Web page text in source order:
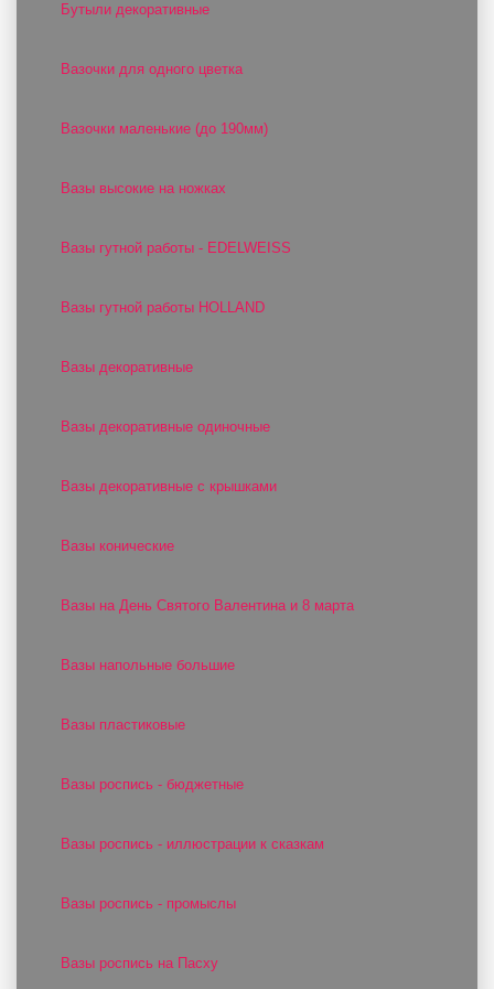
Бутыли декоративные
Вазочки для одного цветка
Вазочки маленькие (до 190мм)
Вазы высокие на ножках
Вазы гутной работы - EDELWEISS
Вазы гутной работы HOLLAND
Вазы декоративные
Вазы декоративные одиночные
Вазы декоративные с крышками
Вазы конические
Вазы на День Святого Валентина и 8 марта
Вазы напольные большие
Вазы пластиковые
Вазы роспись - бюджетные
Вазы роспись - иллюстрации к сказкам
Вазы роспись - промыслы
Вазы роспись на Пасху